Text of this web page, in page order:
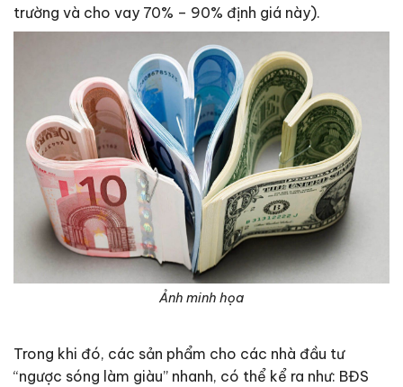
trường và cho vay 70% – 90% định giá này).
Ảnh minh họa
Trong khi đó, các sản phẩm cho các nhà đầu tư
“ngược sóng làm giàu” nhanh, có thể kể ra như: BĐS